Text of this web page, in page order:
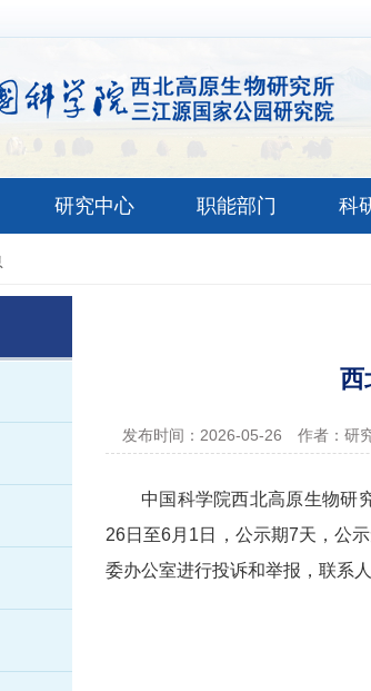
研究中心 职能部门 科
西
发布时间：2026-05-26 作者：研
中国科学院西北高原生物研
26日至6月1日，公示期7天，公
委办公室进行投诉和举报，联系